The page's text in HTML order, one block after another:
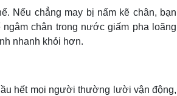
Nếu chẳng may bị nấm kẽ chân, bạn
chân trong nước giấm pha loãng
nhanh khỏi hơn.
hết mọi người thường lười vận động,